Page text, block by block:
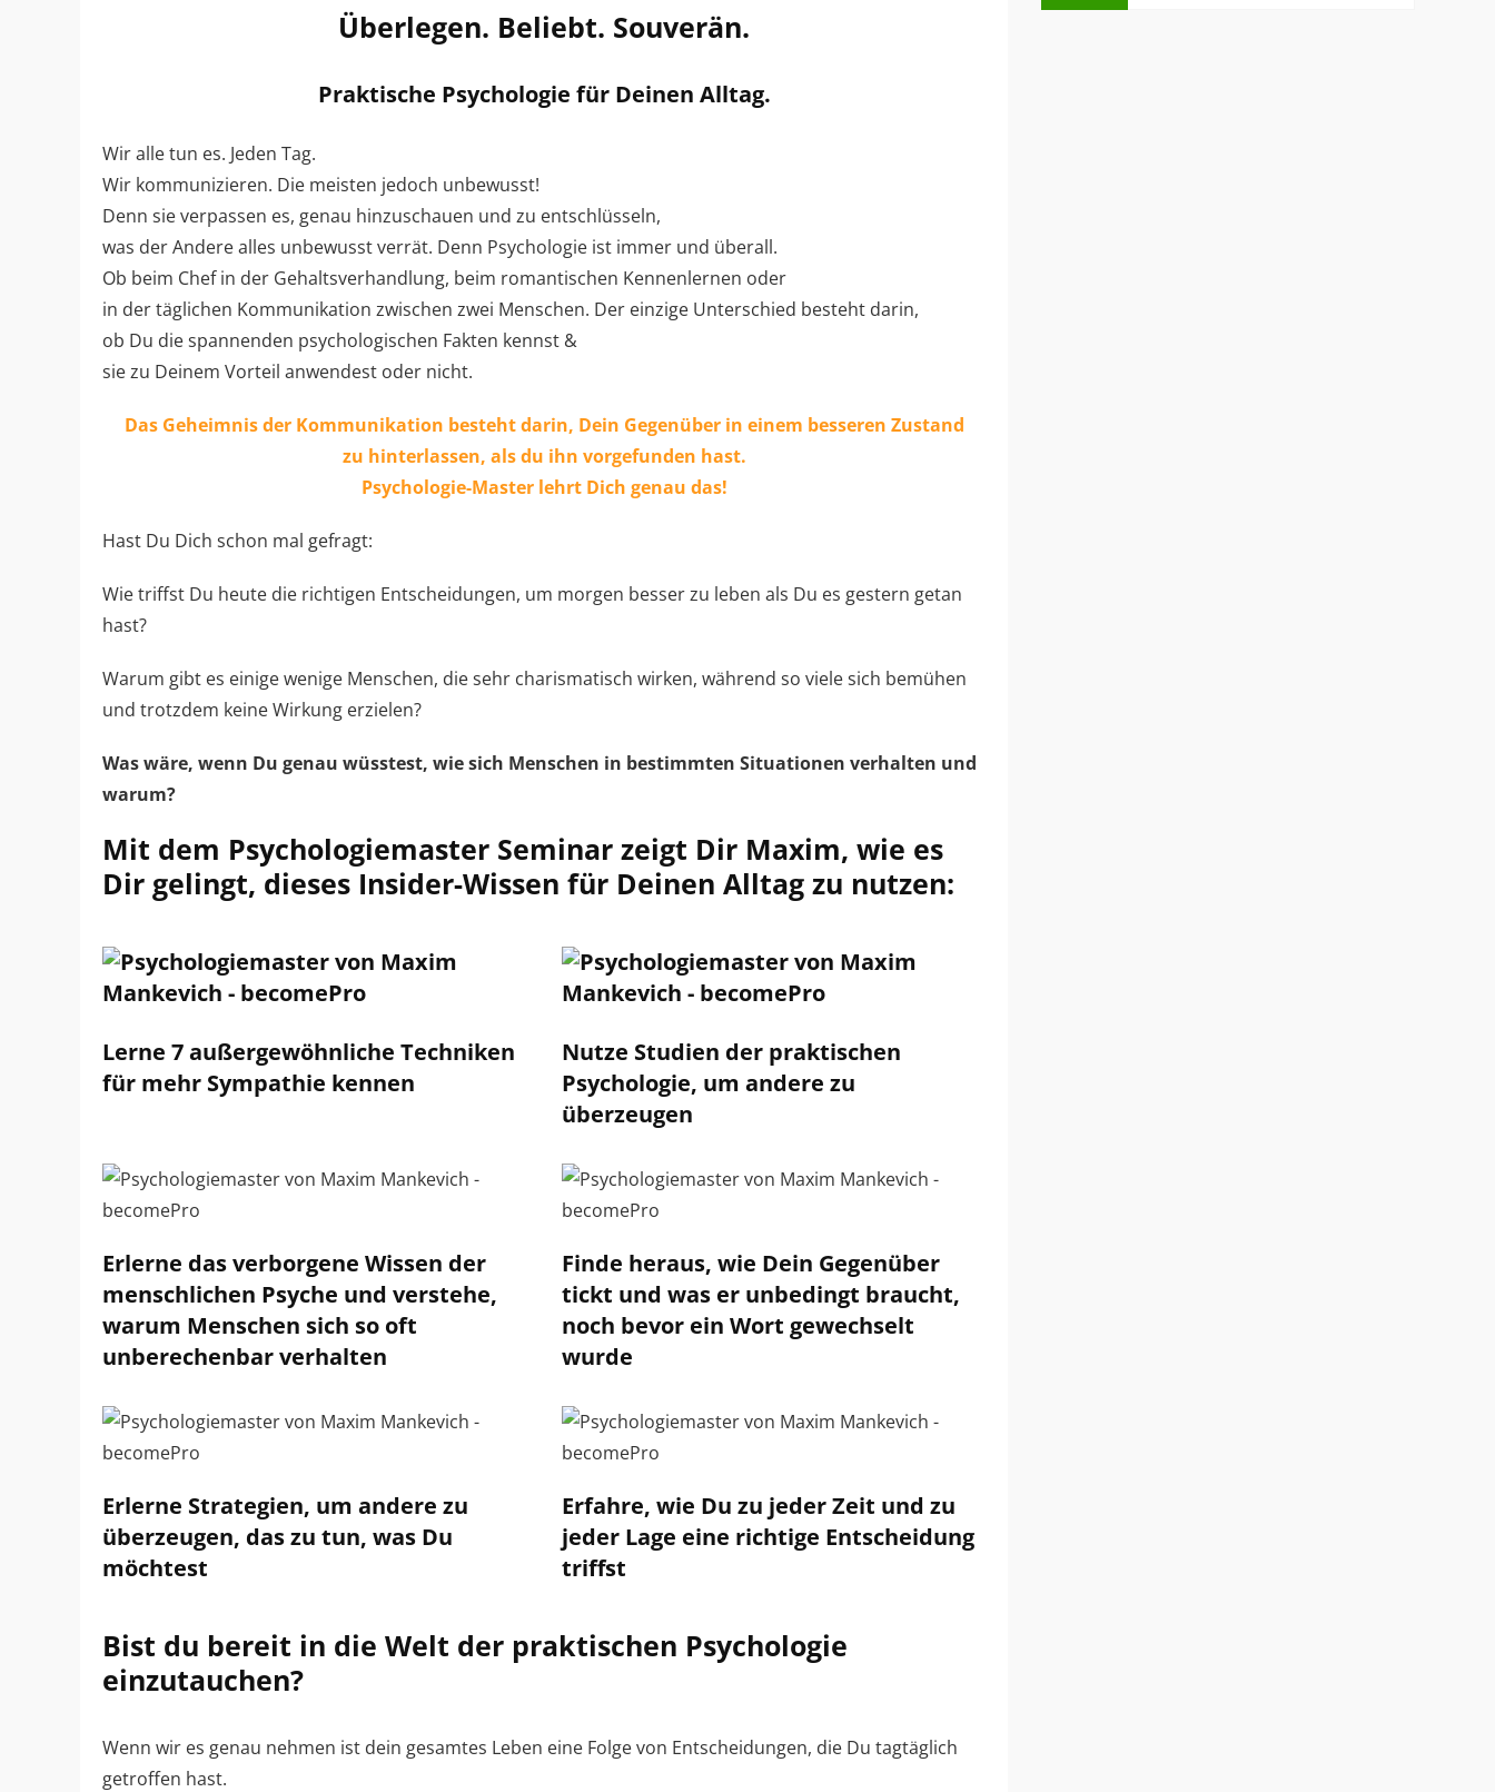
Überlegen. Beliebt. Souverän.
Praktische Psychologie für Deinen Alltag.
Wir alle tun es. Jeden Tag.
Wir kommunizieren. Die meisten jedoch unbewusst!
Denn sie verpassen es, genau hinzuschauen und zu entschlüsseln,
was der Andere alles unbewusst verrät. Denn Psychologie ist immer und überall.
Ob beim Chef in der Gehaltsverhandlung, beim romantischen Kennenlernen oder
in der täglichen Kommunikation zwischen zwei Menschen. Der einzige Unterschied besteht darin,
ob Du die spannenden psychologischen Fakten kennst &
sie zu Deinem Vorteil anwendest oder nicht.
Das Geheimnis der Kommunikation besteht darin, Dein Gegenüber in einem besseren Zustand
zu hinterlassen, als du ihn vorgefunden hast.
Psychologie-Master lehrt Dich genau das!
Hast Du Dich schon mal gefragt:
Wie triffst Du heute die richtigen Entscheidungen, um morgen besser zu leben als Du es gestern getan
hast?
Warum gibt es einige wenige Menschen, die sehr charismatisch wirken, während so viele sich bemühen
und trotzdem keine Wirkung erzielen?
Was wäre, wenn Du genau wüsstest, wie sich Menschen in bestimmten Situationen verhalten und
warum?
Mit dem Psychologiemaster Seminar zeigt Dir Maxim, wie es
Dir gelingt, dieses Insider-Wissen für Deinen Alltag zu nutzen:
Lerne 7 außergewöhnliche Techniken
für mehr Sympathie kennen
Nutze Studien der praktischen
Psychologie, um andere zu
überzeugen
Erlerne das verborgene Wissen der
menschlichen Psyche und verstehe,
warum Menschen sich so oft
unberechenbar verhalten
Finde heraus, wie Dein Gegenüber
tickt und was er unbedingt braucht,
noch bevor ein Wort gewechselt
wurde
Erlerne Strategien, um andere zu
überzeugen, das zu tun, was Du
möchtest
Erfahre, wie Du zu jeder Zeit und zu
jeder Lage eine richtige Entscheidung
triffst
Bist du bereit in die Welt der praktischen Psychologie
einzutauchen?
Wenn wir es genau nehmen ist dein gesamtes Leben eine Folge von Entscheidungen, die Du tagtäglich
getroffen hast.